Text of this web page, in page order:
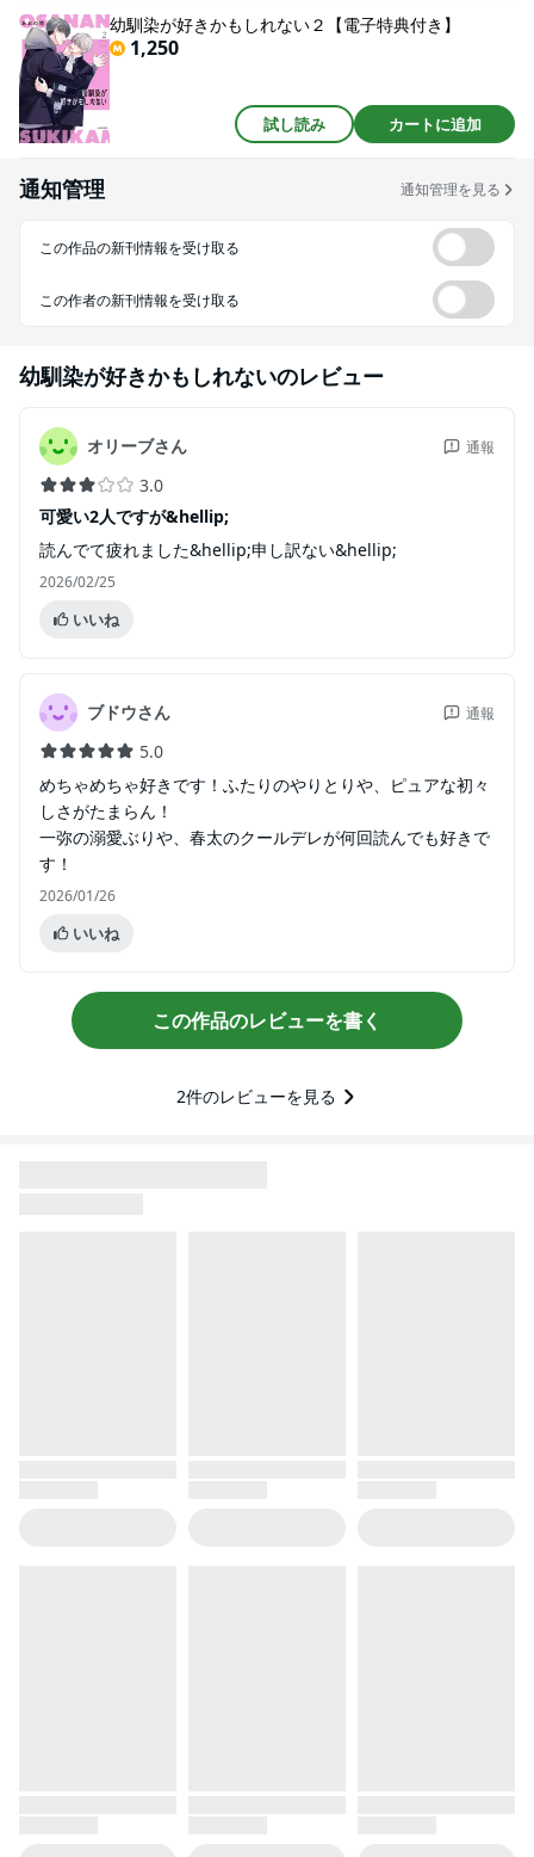
幼馴染が好きかもしれない２【電子特典付き】
1,250
試し読み カートに追加
通知管理 通知管理を見る
この作品の新刊情報を受け取る
この作者の新刊情報を受け取る
幼馴染が好きかもしれないのレビュー
オリーブさん 通報
3.0
可愛い2人ですが&hellip;
読んでて疲れました&hellip;申し訳ない&hellip;
2026/02/25
いいね
ブドウさん 通報
5.0
めちゃめちゃ好きです！ふたりのやりとりや、ピュアな初々
しさがたまらん！
一弥の溺愛ぶりや、春太のクールデレが何回読んでも好きで
す！
2026/01/26
いいね
この作品のレビューを書く
2件のレビューを見る